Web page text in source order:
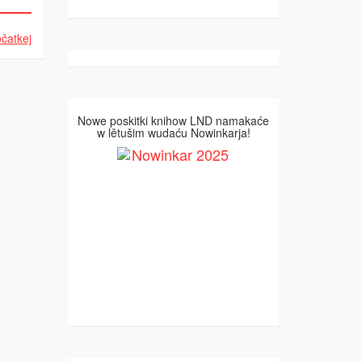
Nowe poskitki knihow LND namakaće
w lětušim wudaću Nowinkarja!